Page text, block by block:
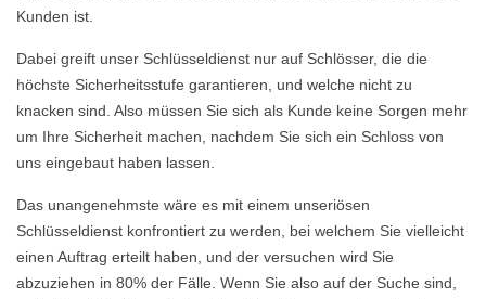
Kunden ist.
Dabei greift unser Schlüsseldienst nur auf Schlösser, die die
höchste Sicherheitsstufe garantieren, und welche nicht zu
knacken sind. Also müssen Sie sich als Kunde keine Sorgen mehr
um Ihre Sicherheit machen, nachdem Sie sich ein Schloss von
uns eingebaut haben lassen.
Das unangenehmste wäre es mit einem unseriösen
Schlüsseldienst konfrontiert zu werden, bei welchem Sie vielleicht
einen Auftrag erteilt haben, und der versuchen wird Sie
abzuziehen in 80% der Fälle. Wenn Sie also auf der Suche sind,